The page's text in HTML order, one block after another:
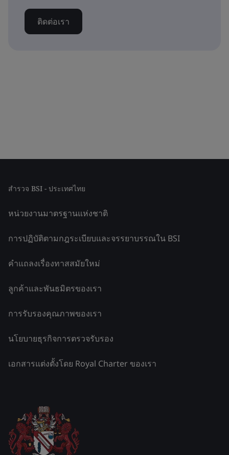
ติดต่อเรา
สำรวจ BSI - ประเทศไทย
หน่วยงานมาตรฐานแห่งชาติ
การปฏิบัติตามกฎระเบียบและจรรยาบรรณใน BSI
คำแถลงเรื่องทาสสมัยใหม่
ลูกค้าและพันธมิตรของเรา
การรับรองคุณภาพของเรา
นโยบายธุรกิจการตรวจรับรอง
เอกสารแต่งตั้งโดย Royal Charter ของเรา